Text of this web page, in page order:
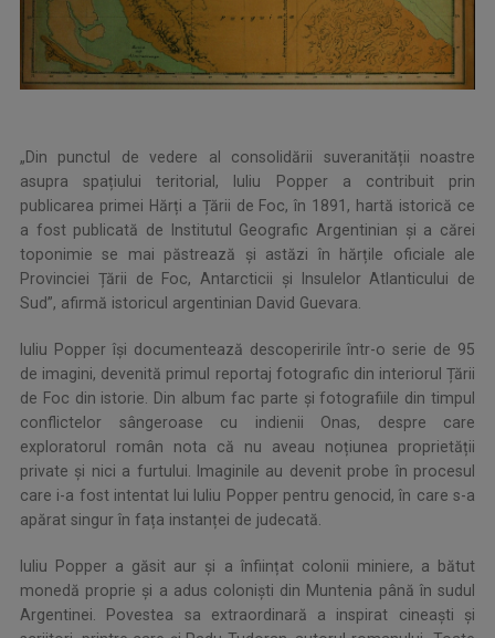
„Din punctul de vedere al consolidării suveranității noastre
asupra spațiului teritorial, Iuliu Popper a contribuit prin
publicarea primei Hărți a Țării de Foc, în 1891, hartă istorică ce
a fost publicată de Institutul Geografic Argentinian și a cărei
toponimie se mai păstrează și astăzi în hărțile oficiale ale
Provinciei Țării de Foc, Antarcticii și Insulelor Atlanticului de
Sud”, afirmă istoricul argentinian David Guevara.
Iuliu Popper își documentează descoperirile într-o serie de 95
de imagini, devenită primul reportaj fotografic din interiorul Țării
de Foc din istorie. Din album fac parte și fotografiile din timpul
conflictelor sângeroase cu indienii Onas, despre care
exploratorul român nota că nu aveau noțiunea proprietății
private și nici a furtului. Imaginile au devenit probe în procesul
care i-a fost intentat lui Iuliu Popper pentru genocid, în care s-a
apărat singur în fața instanței de judecată.
Iuliu Popper a găsit aur și a înființat colonii miniere, a bătut
monedă proprie și a adus coloniști din Muntenia până în sudul
Argentinei. Povestea sa extraordinară a inspirat cineaști și